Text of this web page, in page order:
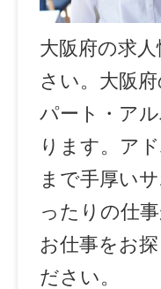
大阪府の求
さい。大阪
パート・ア
ります。ア
まで手厚い
ったりの仕
お仕事をお
ださい。